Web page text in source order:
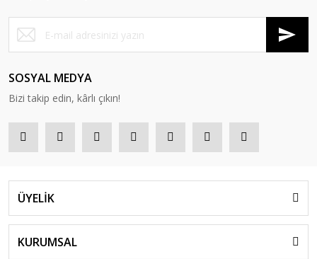
SOSYAL MEDYA
Bizi takip edin, kârlı çıkın!
ÜYELİK
KURUMSAL